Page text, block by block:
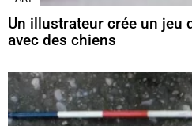
Un illustrateur crée un jeu
avec des chiens